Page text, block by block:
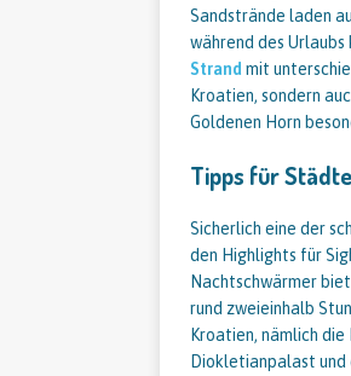
Sandstrände laden
während des
Strand mit
Kroatien, sondern
Goldenen Horn
Tipps für
Sicherlich eine der
den Highlights für
Nachtschwärmer
rund zweieinhalb
Kroatien, nämlich
Diokletianpalast und